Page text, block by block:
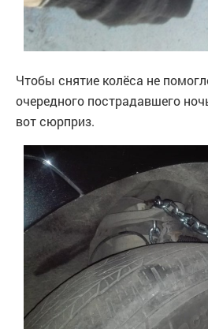
Чтобы снятие колёса не
очередного пострадавшего
вот сюрприз.